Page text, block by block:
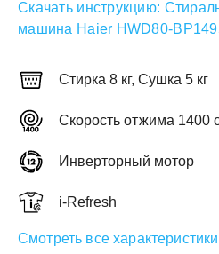
Скачать инструкцию:
машина Haier HWD80-
Стирка 8 кг, Сушка 5 кг
Скорость отжима 1400
Инверторный мотор
i-Refresh
Смотреть все характеристики